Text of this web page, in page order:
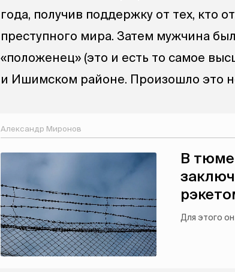
года, получив поддержку от тех, кто
преступного мира. Затем мужчина
«положенец» (это и есть то самое
и Ишимском районе. Произошло это
Александр Миронов
В
Для этого